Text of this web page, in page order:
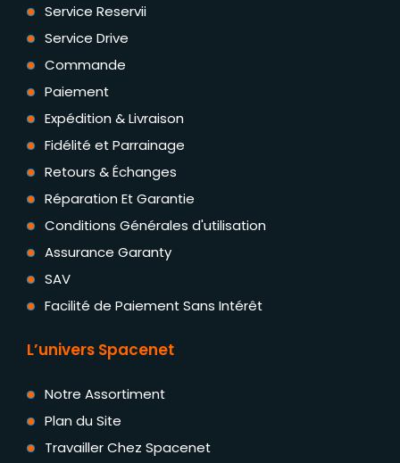
Service Reservii
Service Drive
Commande
Paiement
Expédition & Livraison
Fidélité et Parrainage
Retours & Échanges
Réparation Et Garantie
Conditions Générales d'utilisation
Assurance Garanty
SAV
Facilité de Paiement Sans Intérêt
L’univers Spacenet
Notre Assortiment
Plan du Site
Travailler Chez Spacenet